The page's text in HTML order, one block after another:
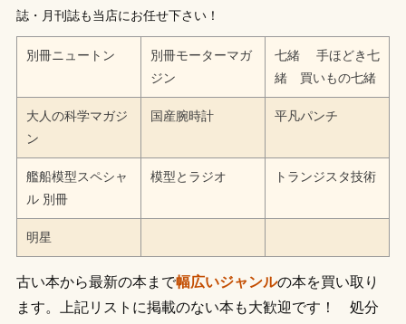
誌・月刊誌も当店にお任せ下さい！
別冊ニュートン
別冊モーターマガ
ジン
七緒 手ほどき七
緒 買いもの七緒
大人の科学マガジ
ン
国産腕時計 平凡パンチ
艦船模型スペシャ
ル 別冊
模型とラジオ トランジスタ技術
明星
古い本から最新の本まで幅広いジャンルの本を買い取り
ます。上記リストに掲載のない本も大歓迎です！ 処分